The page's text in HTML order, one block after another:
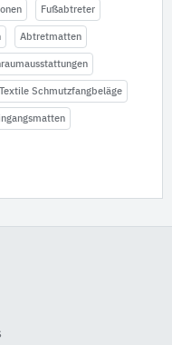
Fußabtreter
Abtretmatten
Textile Schmutzfangbeläge